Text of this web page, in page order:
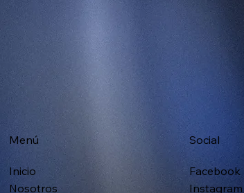
Menú
Inicio
Nosotros
Social
Facebook
Instagram